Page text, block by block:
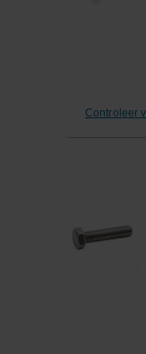
Controleer